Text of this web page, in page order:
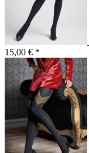
15,00 € *